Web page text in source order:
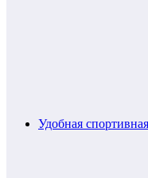
Удобная